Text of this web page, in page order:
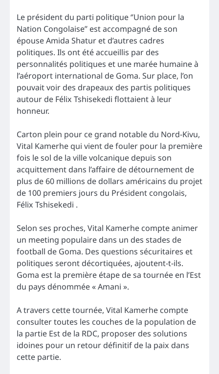
Le président du parti politique ‘’Union pour la
Nation Congolaise’’ est accompagné de son
épouse Amida Shatur et d’autres cadres
politiques. Ils ont été accueillis par des
personnalités politiques et une marée humaine à
l’aéroport international de Goma. Sur place, l’on
pouvait voir des drapeaux des partis politiques
autour de Félix Tshisekedi flottaient à leur
honneur.
Carton plein pour ce grand notable du Nord-Kivu,
Vital Kamerhe qui vient de fouler pour la première
fois le sol de la ville volcanique depuis son
acquittement dans l’affaire de détournement de
plus de 60 millions de dollars américains du projet
de 100 premiers jours du Président congolais,
Félix Tshisekedi .
Selon ses proches, Vital Kamerhe compte animer
un meeting populaire dans un des stades de
football de Goma. Des questions sécuritaires et
politiques seront décortiquées, ajoutent-t-ils.
Goma est la première étape de sa tournée en l’Est
du pays dénommée « Amani ».
A travers cette tournée, Vital Kamerhe compte
consulter toutes les couches de la population de
la partie Est de la RDC, proposer des solutions
idoines pour un retour définitif de la paix dans
cette partie.